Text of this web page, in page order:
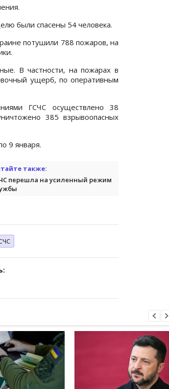
были спасены 54 человека.
потушили 788 пожаров, на
В частности, на пожарах в
ущерб, по оперативным
ГСЧС осуществлено 38
385 взрывоопасных
9 января.
также:
перешла на усиленный режим